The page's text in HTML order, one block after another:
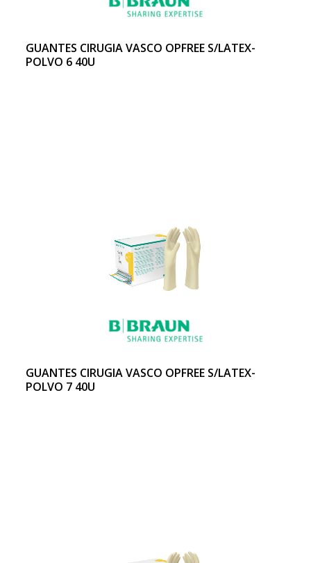
GUANTES CIRUGIA VASCO OPFREE S/LATEX-
POLVO 6 40U
GUANTES CIRUGIA VASCO OPFREE S/LATEX-
POLVO 7 40U